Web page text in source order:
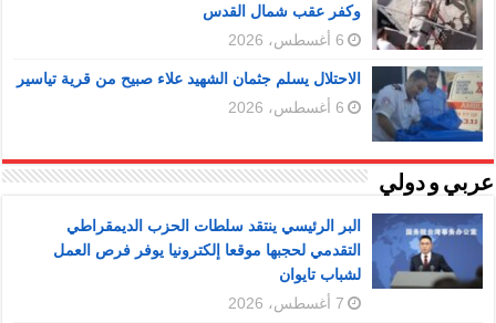
وكفر عقب شمال القدس
6 أغسطس، 2026
الاحتلال يسلم جثمان الشهيد علاء صبيح من قرية تياسير
6 أغسطس، 2026
عربي و دولي
البر الرئيسي ينتقد سلطات الحزب الديمقراطي
التقدمي لحجبها موقعا إلكترونيا يوفر فرص العمل
لشباب تايوان
7 أغسطس، 2026